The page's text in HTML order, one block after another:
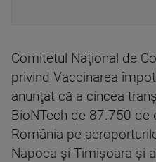
Comitetul Naţional de
privind Vaccinarea
anunţat că a cincea
BioNTech de 87.750 de
România pe
Napoca şi Timişoara şi